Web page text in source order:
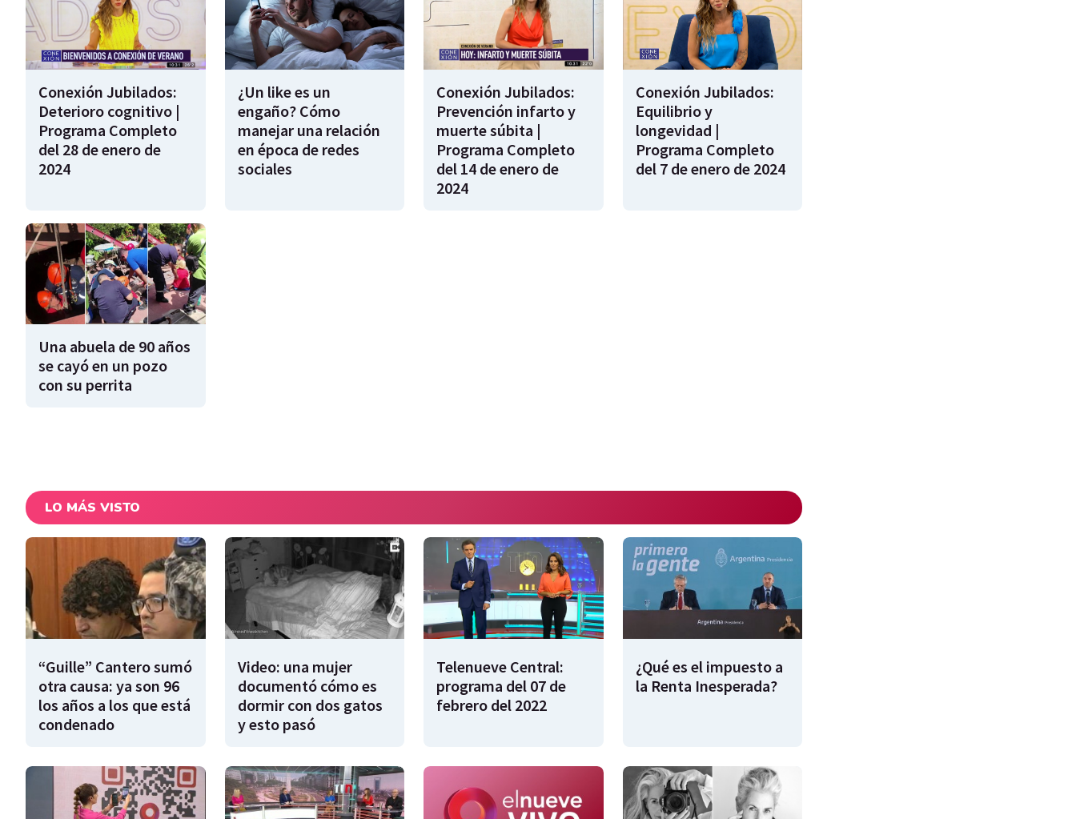
Conexión Jubilados:
Deterioro cognitivo |
Programa Completo
del 28 de enero de
2024
¿Un like es un
engaño? Cómo
manejar una relación
en época de redes
sociales
Conexión Jubilados:
Prevención infarto y
muerte súbita |
Programa Completo
del 14 de enero de
2024
Conexión Jubilados:
Equilibrio y
longevidad |
Programa Completo
del 7 de enero de 2024
Una abuela de 90 años
se cayó en un pozo
con su perrita
LO MÁS VISTO
“Guille” Cantero sumó
otra causa: ya son 96
los años a los que está
condenado
Video: una mujer
documentó cómo es
dormir con dos gatos
y esto pasó
Telenueve Central:
programa del 07 de
febrero del 2022
¿Qué es el impuesto a
la Renta Inesperada?